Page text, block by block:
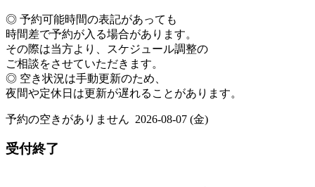
◎ 予約可能時間の表記があっても
時間差で予約が入る場合があります。
その際は当方より、スケジュール調整の
ご相談をさせていただきます。
◎ 空き状況は手動更新のため、
夜間や定休日は更新が遅れることがあります。
予約の空きがありません 2026-08-07 (金)
受付終了